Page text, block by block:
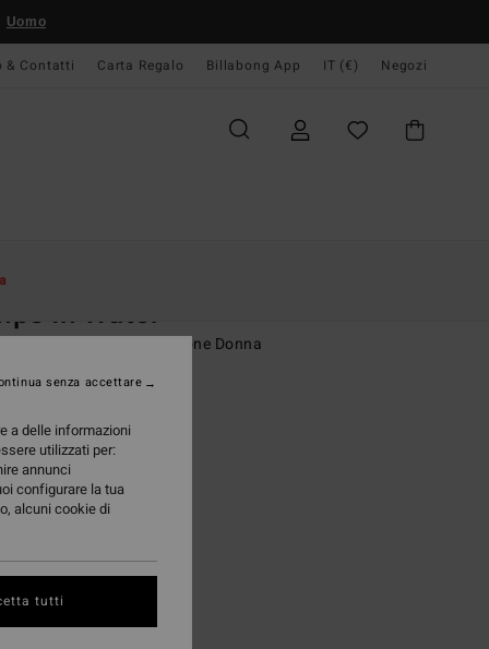
Uomo
& Contatti Carta Regalo Billabong App IT (€) Negozi
In Water
a maniche corte Marrone Donna
(3 Recensioni)
€
OFFERTA 25%
Sunburnt
a delle informazioni
utilizzati per:
annunci
configurare la tua
alcuni cookie di
senza accettare
tutti